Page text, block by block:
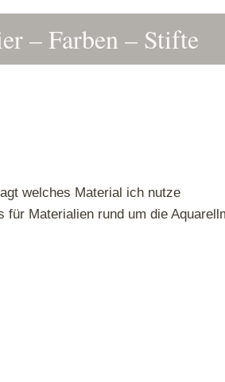
– Farben – Stifte
welches Material ich nutze
für Materialien rund um die